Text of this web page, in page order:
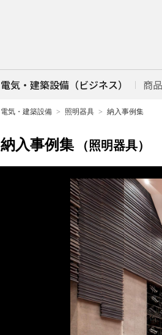
電気・建築設備（ビジネス） 商
電気・建築設備 照明器具 納入事例集
納入事例集 （照明器具）